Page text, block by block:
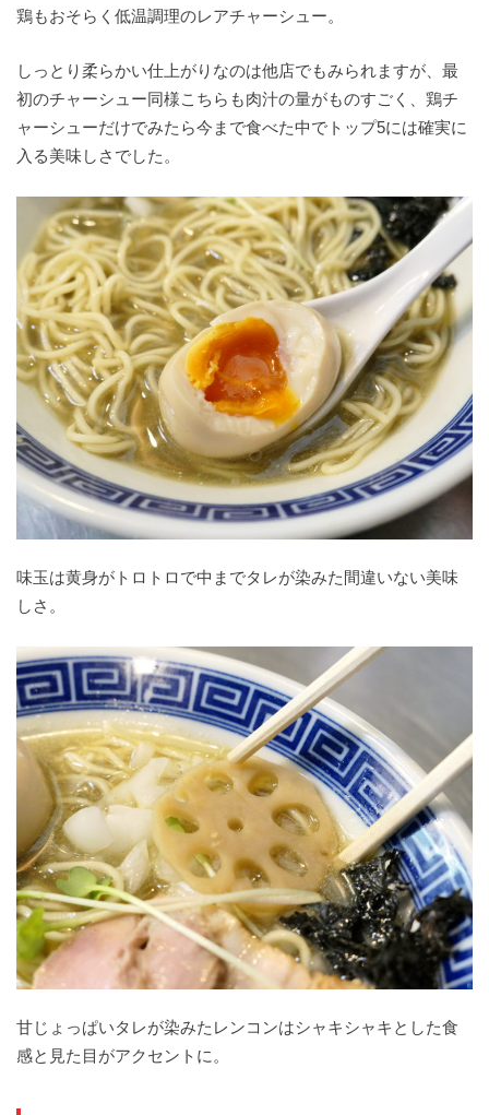
鶏もおそらく低温調理のレアチャーシュー。
しっとり柔らかい仕上がりなのは他店でもみられますが、最
初のチャーシュー同様こちらも肉汁の量がものすごく、鶏チ
ャーシューだけでみたら今まで食べた中でトップ5には確実に
入る美味しさでした。
味玉は黄身がトロトロで中までタレが染みた間違いない美味
しさ。
甘じょっぱいタレが染みたレンコンはシャキシャキとした食
感と見た目がアクセントに。